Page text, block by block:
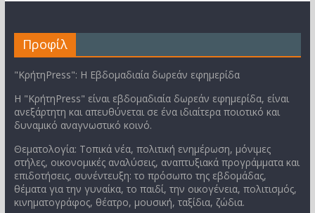
Προφίλ
"ΚρήτηPress": Η Εβδομαδιαία δωρεάν εφημερίδα
Η "ΚρήτηPress" είναι εβδομαδιαία δωρεάν εφημερίδα, είναι
ανεξάρτητη και απευθύνεται σε ένα ιδιαίτερα ποιοτικό και
δυναμικό αναγνωστικό κοινό.
Θεματολογία: Τοπικά νέα, πολιτική ενημέρωση, μόνιμες
στήλες, οικονομικές αναλύσεις, αναπτυξιακά προγράμματα και
επιδοτήσεις, συνέντευξη: το πρόσωπο της εβδομάδας,
θέματα για την γυναίκα, το παιδί, την οικογένεια, πολιτισμός,
κινηματογράφος, θέατρο, μουσική, ταξίδια, ζώδια.